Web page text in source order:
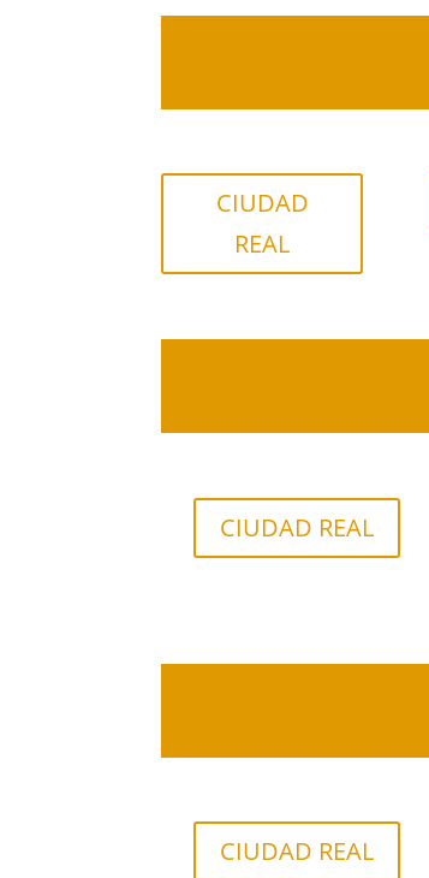
CIUDAD
REAL
CIUDAD REAL
CIUDAD REAL